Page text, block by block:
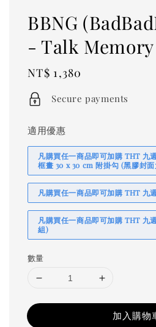
BBNG
- Talk Memory
Regular
price
NT$ 1,380
Secure payments
適用優惠
凡購買任一商品即可加購 THT 九
框畫 30 x 30 cm 附掛勾 (黑膠封面
凡購買任一商品即可加購 THT 九
凡購買任一商品即可加購 THT 九
組)
數量
加入購物